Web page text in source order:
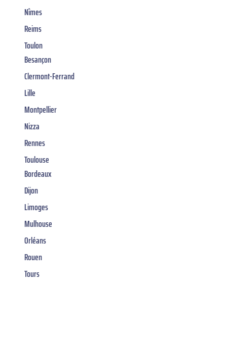
Nîmes
Reims
Toulon
Besançon
Clermont-Ferrand
Lille
Montpellier
Nizza
Rennes
Toulouse
Bordeaux
Dijon
Limoges
Mulhouse
Orléans
Rouen
Tours